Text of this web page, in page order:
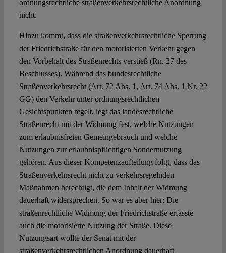
ordnungsrechtliche straßenverkehrsrechtliche Anordnung
nicht.
Hinzu kommt, dass die straßenverkehrsrechtliche Sperrung
der Friedrichstraße für den motorisierten Verkehr gegen
den Vorbehalt des Straßenrechts verstieß (Rn. 27 des
Beschlusses). Während das bundesrechtliche
Straßenverkehrsrecht (Art. 72 Abs. 1, Art. 74 Abs. 1 Nr. 22
GG) den Verkehr unter ordnungsrechtlichen
Gesichtspunkten regelt, legt das landesrechtliche
Straßenrecht mit der Widmung fest, welche Nutzungen
zum erlaubnisfreien Gemeingebrauch und welche
Nutzungen zur erlaubnispflichtigen Sondernutzung
gehören. Aus dieser Kompetenzaufteilung folgt, dass das
Straßenverkehrsrecht nicht zu verkehrsregelnden
Maßnahmen berechtigt, die dem Inhalt der Widmung
dauerhaft widersprechen. So war es aber hier: Die
straßenrechtliche Widmung der Friedrichstraße erfasste
auch die motorisierte Nutzung der Straße. Diese
Nutzungsart wollte der Senat mit der
straßenverkehrsrechtlichen Anordnung dauerhaft